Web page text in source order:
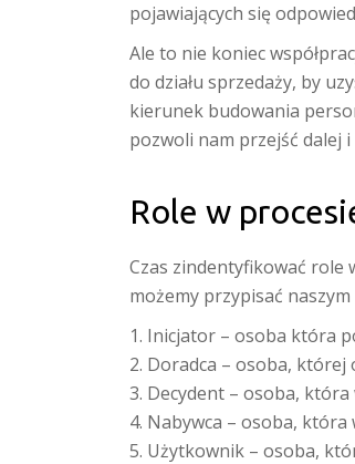
pojawiających się
Ale to nie koniec
do działu sprzedaży, by
kierunek budowania
pozwoli nam przejść dalej
Role w
Czas zindentyfikować role
możemy przypisać
1. Inicjator – osoba która
2. Doradca – osoba, której
3. Decydent – osoba,
4. Nabywca – osoba,
5. Użytkownik – osoba,